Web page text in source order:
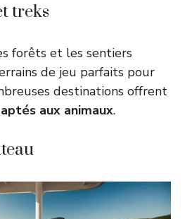
treks
forêts et les sentiers
de jeu parfaits pour
destinations offrent
aux animaux.